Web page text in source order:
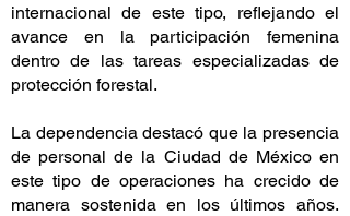
internacional de este tipo, reflejando el
avance en la participación femenina
dentro de las tareas especializadas de
protección forestal.
La dependencia destacó que la presencia
de personal de la Ciudad de México en
este tipo de operaciones ha crecido de
manera sostenida en los últimos años.